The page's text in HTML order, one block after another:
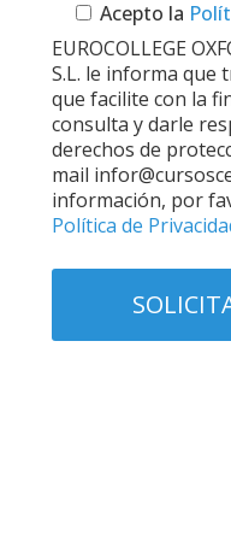
Acepto la
EUROCOLLEGE
S.L. le informa que
que facilite con la
consulta y darle
derechos de
mail
información, por
Política de